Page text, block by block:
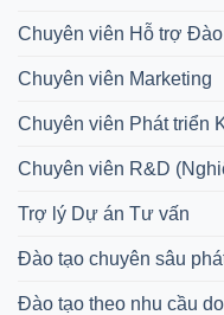
Chuyên viên Hỗ trợ
Chuyên viên Marketing
Chuyên viên Phát triển
Chuyên viên R&D
Trợ lý Dự án Tư vấn
Đào tạo chuyên sâu
Đào tạo theo nhu cầu